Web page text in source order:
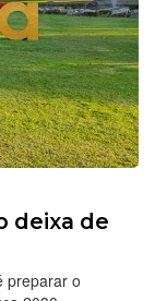
deixa de
preparar o